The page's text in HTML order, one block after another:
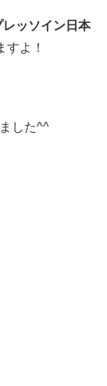
ッソイン日本
すよ！
した^^